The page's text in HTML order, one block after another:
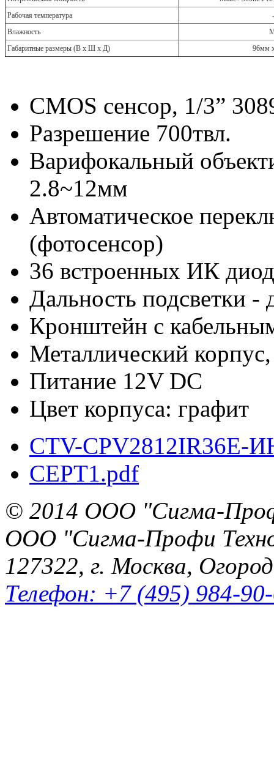
Рабочая температура
Влажность
Габаритные размеры (В х Ш х Д)
96мм
CMOS сенсор, 1/3”
Разрешение 700твл.
Варифокальный
2.8~12мм
Автоматическое
(фотосенсор)
36 встроенных ИК
Дальность подсветки -
Кронштейн с
Металлический
Питание 12V DC
Цвет корпуса: графит
CTV-CPV2812IR36E-
СЕРТ1.pdf
© 2014 ООО "Сигма-
ООО "Сигма-Профи
127322, г. Москва,
Телефон: +7 (495) 984-